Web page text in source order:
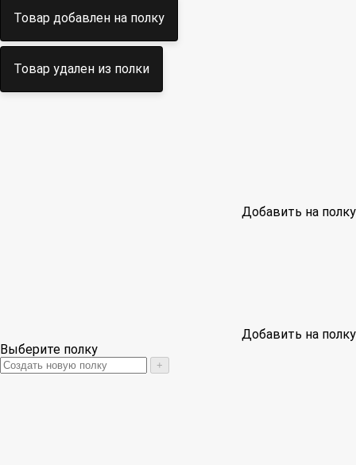
Товар добавлен на полку
Товар удален из полки
Добавить на полку
Добавить на полку
Выберите полку
+